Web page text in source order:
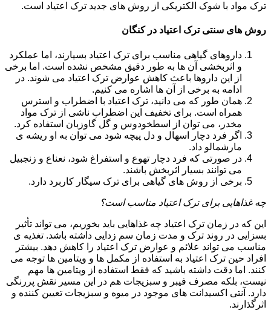
ترک مواد با شوک الکتریکی از روش های جدید ترک اعتیاد است.
روش های سنتی ترک اعتیاد در کنگان
داروهای گیاهی مناسب برای ترک اعتیاد بسیارند، اما عملکرد
و اثربخشی آن ها به طور دقیق مشخص نشده است. اما برخی
از این داروها باعث کاهش عوارض ترک اعتیاد می شوند. در
ادامه به برخی از آن ها اشاره می کنیم.
همان طور که می دانید، ترک اعتیاد با اضطراب و استرس
همراه است. برای تخفیف این اضطراب ناشی از ترک مواد
مخدر، می توان از اسطخودوس و گل گاوزبان استفاده کرد.
اگر فرد دچار اسهال و دل پیچه شود می توان به او ریشه ی
مارشمالو داد.
در صورتی که فرد دچار تهوع و استفراغ شود، نعناع و زنجبیل
می توانند بسیار اثربخش باشند.
برخی از روش های گیاهی برای ترک سیگار کاربرد دارد.
چه غذاهایی برای ترک اعتیاد مناسب است؟
این که در زمان ترک اعتیاد چه غذاهایی باید بخوریم، می تواند تأثیر
بسزایی در روند ترک و مدت زمان سم زدایی داشته باشد. تغذیه ی
مناسب می تواند علائم و عوارض ترک اعتیاد را کاهش دهد. بیشتر
افراد حین ترک اعتیاد به استفاده از مکمل ها و ویتامین ها توجه می
کنند. اما دقت داشته باشید که فقط استفاده از ویتامین ها مهم
نیست، بلکه مصرف فیبر و سبزیجات هم در این مسیر نقش پررنگی
دارد. آنتی اکسیدانت های موجود در میوه و سبزیجات تعیین کننده و
اثرگذارند.